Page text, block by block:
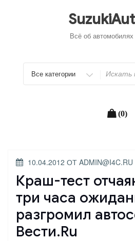
Всё об
Искать
(0)
ОПУБЛИКОВАНО
10.04.2012 ОТ ADMIN@I4C.RU
Краш-тест
три часа
разгромил
Вести.Ru